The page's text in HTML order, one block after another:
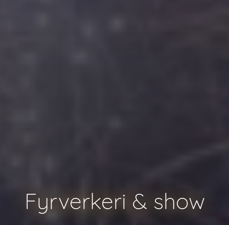
Fyrverkeri & show